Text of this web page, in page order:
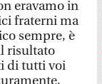
eravamo in
fraterni ma
sempre, è
risultato
di tutti voi